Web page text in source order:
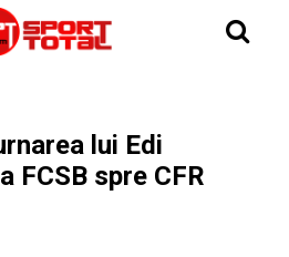
lui Edi
FCSB spre CFR